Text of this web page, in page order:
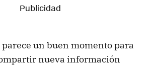
parece un buen momento para
nueva información